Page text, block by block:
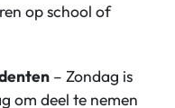
op school of
– Zondag is
om deel te nemen